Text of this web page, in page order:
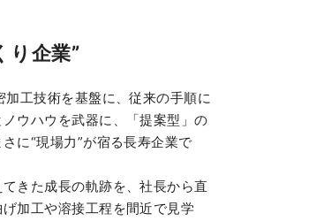
り企業”
工技術を基盤に、従来の手順に
ウハウを武器に、「提案型」の
に“現場力”が宿る長寿企業で
きた成長の軌跡を、社長から直
加工や溶接工程を間近で見学